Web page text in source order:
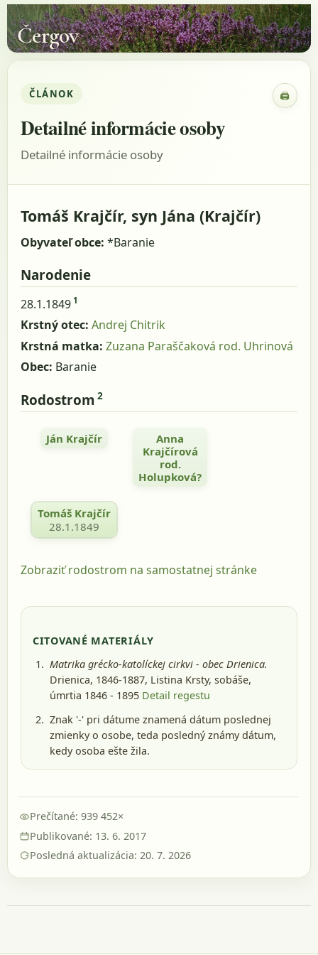
Čergov
ČLÁNOK 🖨
Detailné informácie osoby
Detailné informácie osoby
Tomáš Krajčír, syn Jána (Krajčír)
Obyvateľ obce: *Baranie
Narodenie
28.1.1849 1
Krstný otec: Andrej Chitrik
Krstná matka: Zuzana Paraščaková rod. Uhrinová
Obec: Baranie
Rodostrom 2
Ján Krajčír
Anna
Krajčírová
rod.
Holupková?
Tomáš Krajčír
28.1.1849
Zobraziť rodostrom na samostatnej stránke
CITOVANÉ MATERIÁLY
Matrika grécko-katolíckej cirkvi - obec Drienica.
Drienica, 1846-1887, Listina Krsty, sobáše,
úmrtia 1846 - 1895 Detail regestu
Znak '-' pri dátume znamená dátum poslednej
zmienky o osobe, teda posledný známy dátum,
kedy osoba ešte žila.
Prečítané: 939 452×
Publikované: 13. 6. 2017
Posledná aktualizácia: 20. 7. 2026